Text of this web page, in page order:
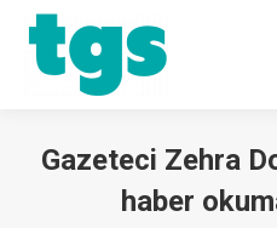
Gazeteci Zehra
haber